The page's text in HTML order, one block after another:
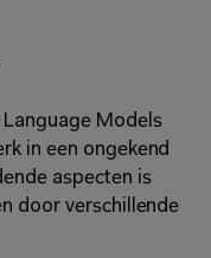
Models
in een ongekend
aspecten is
door verschillende